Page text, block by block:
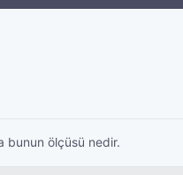
bunun ölçüsü nedir.